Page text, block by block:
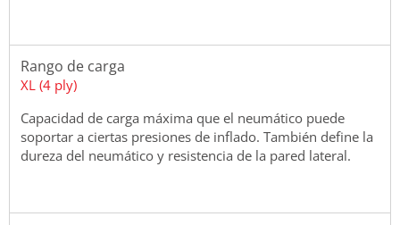
Rango de carga
XL (4 ply)
Capacidad de carga máxima que el neumático puede
soportar a ciertas presiones de inflado. También define la
dureza del neumático y resistencia de la pared lateral.